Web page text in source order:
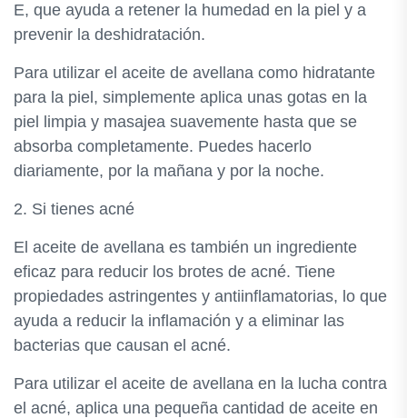
E, que ayuda a retener la humedad en la piel y a
prevenir la deshidratación.
Para utilizar el aceite de avellana como hidratante
para la piel, simplemente aplica unas gotas en la
piel limpia y masajea suavemente hasta que se
absorba completamente. Puedes hacerlo
diariamente, por la mañana y por la noche.
2. Si tienes acné
El aceite de avellana es también un ingrediente
eficaz para reducir los brotes de acné. Tiene
propiedades astringentes y antiinflamatorias, lo que
ayuda a reducir la inflamación y a eliminar las
bacterias que causan el acné.
Para utilizar el aceite de avellana en la lucha contra
el acné, aplica una pequeña cantidad de aceite en